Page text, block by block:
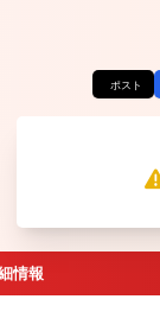
ポスト
情報